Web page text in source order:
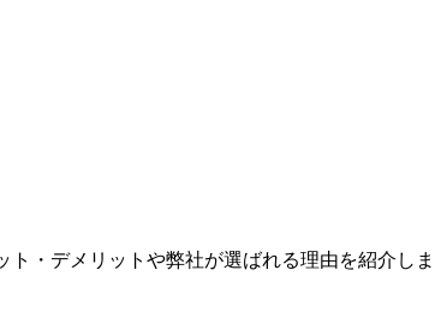
・デメリットや弊社が選ばれる理由を紹介し